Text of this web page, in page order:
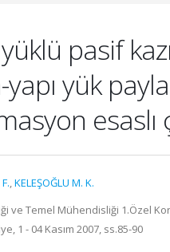
pasif
yük
esaslı
,KELEŞOĞLU M. K.
ve Temel Mühendisliği 1.Özel
1 - 04 Kasım 2007, ss.85-90